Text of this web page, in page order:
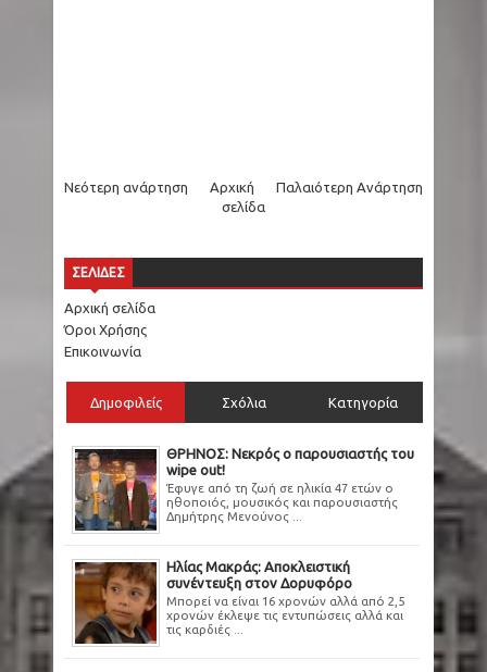
Νεότερη ανάρτηση Παλαιότερη Ανάρτηση
Αρχική
σελίδα
ΣΕΛΙΔΕΣ
Αρχική σελίδα
Όροι Χρήσης
Επικοινωνία
Δημοφιλείς Σχόλια Κατηγορία
ΘΡΗΝΟΣ: Νεκρός ο παρουσιαστής του
wipe out!
Έφυγε από τη ζωή σε ηλικία 47 ετών ο
ηθοποιός, μουσικός και παρουσιαστής
Δημήτρης Μενούνος ...
Ηλίας Μακράς: Αποκλειστική
συνέντευξη στον Δορυφόρο
Μπορεί να είναι 16 χρονών αλλά από 2,5
χρονών έκλεψε τις εντυπώσεις αλλά και
τις καρδιές ...